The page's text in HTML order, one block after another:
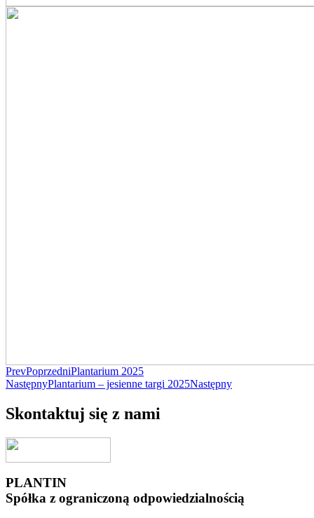
PrevPoprzedniPlantarium 2025
NastępnyPlantarium – jesienne targi 2025Następny
Skontaktuj się z nami
PLANTIN
Spółka z ograniczoną odpowiedzialnością